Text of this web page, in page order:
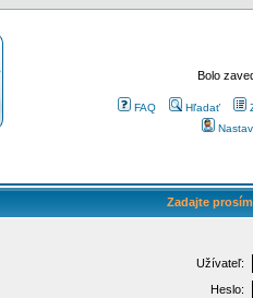
Bolo
FAQ Hľadať
Zadajte
Užívateľ:
Heslo: